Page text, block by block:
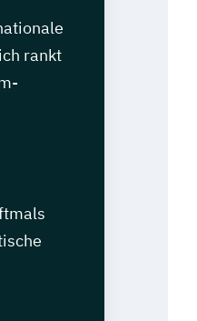
rankt